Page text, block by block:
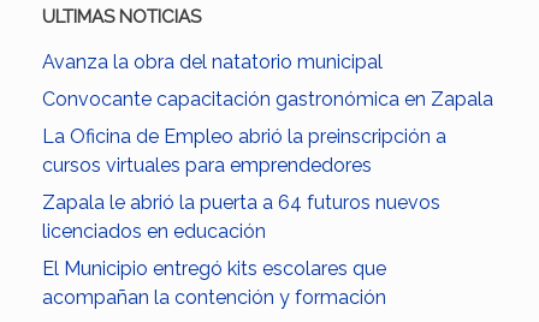
ULTIMAS NOTICIAS
Avanza la obra del natatorio municipal
Convocante capacitación gastronómica en Zapala
La Oficina de Empleo abrió la preinscripción a
cursos virtuales para emprendedores
Zapala le abrió la puerta a 64 futuros nuevos
licenciados en educación
El Municipio entregó kits escolares que
acompañan la contención y formación